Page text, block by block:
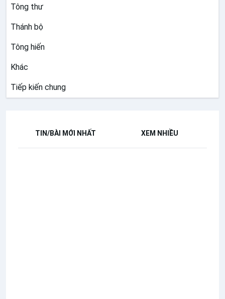
Tông thư
Thánh bộ
Tông hiến
Khác
Tiếp kiến chung
TIN/BÀI MỚI NHẤT XEM NHIỀU